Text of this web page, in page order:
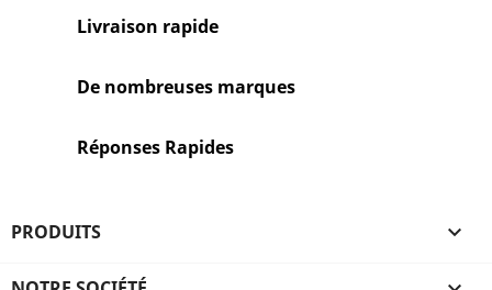
Livraison rapide
De nombreuses marques
Réponses Rapides
PRODUITS 